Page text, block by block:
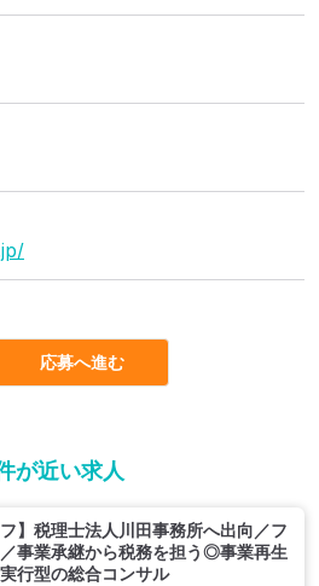
応募へ進む
が近い求人
フ】税理士法人川田事務所へ出向／フ
事業承継から税務を担う◎事業再生
行型の総合コンサル